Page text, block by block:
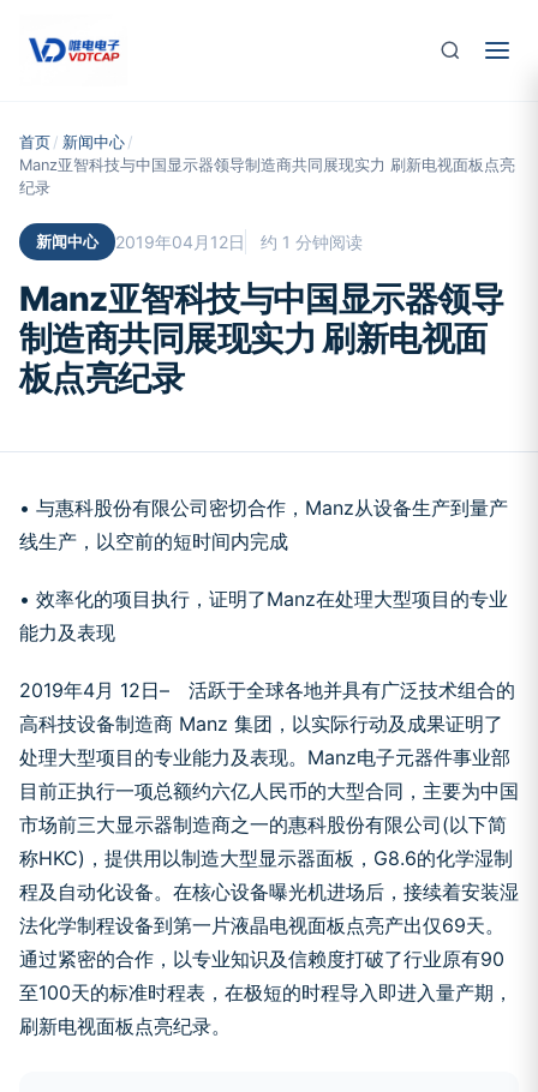
首页 / 新闻中心 /
Manz亚智科技与中国显示器领导制造商共同展现实力 刷新电视面板点亮
纪录
新闻中心 2019年04月12日 约 1 分钟阅读
Manz亚智科技与中国显示器领导
制造商共同展现实力 刷新电视面
板点亮纪录
• 与惠科股份有限公司密切合作，Manz从设备生产到量产
线生产，以空前的短时间内完成
• 效率化的项目执行，证明了Manz在处理大型项目的专业
能力及表现
2019年4月 12日– 活跃于全球各地并具有广泛技术组合的
高科技设备制造商 Manz 集团，以实际行动及成果证明了
处理大型项目的专业能力及表现。Manz电子元器件事业部
目前正执行一项总额约六亿人民币的大型合同，主要为中国
市场前三大显示器制造商之一的惠科股份有限公司(以下简
称HKC)，提供用以制造大型显示器面板，G8.6的化学湿制
程及自动化设备。在核心设备曝光机进场后，接续着安装湿
法化学制程设备到第一片液晶电视面板点亮产出仅69天。
通过紧密的合作，以专业知识及信赖度打破了行业原有90
至100天的标准时程表，在极短的时程导入即进入量产期，
刷新电视面板点亮纪录。